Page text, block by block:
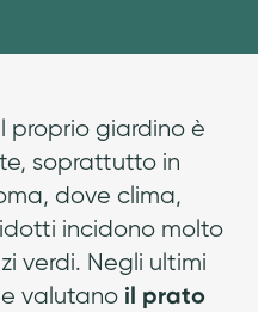
proprio giardino è
soprattutto in
dove clima,
incidono molto
verdi. Negli ultimi
valutano il prato